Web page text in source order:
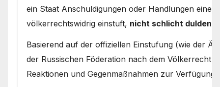
ein Staat Anschuldigungen oder Handlungen eines
völkerrechtswidrig einstuft, nicht schlicht dulden
Basierend auf der offiziellen Einstufung (wie der
der Russischen Föderation nach dem Völkerrecht
Reaktionen und Gegenmaßnahmen zur Verfügung.